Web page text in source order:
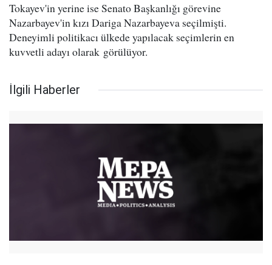
Tokayev'in yerine ise Senato Başkanlığı görevine
Nazarbayev'in kızı Dariga Nazarbayeva seçilmişti.
Deneyimli politikacı ülkede yapılacak seçimlerin en
kuvvetli adayı olarak görülüyor.
İlgili Haberler